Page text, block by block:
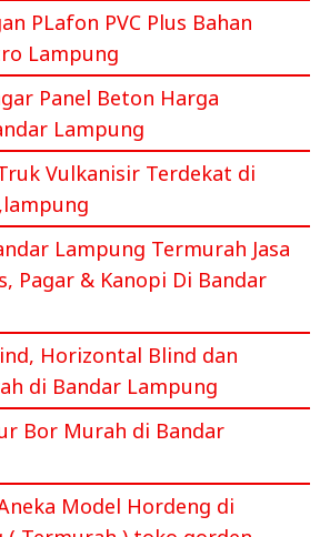
PLafon PVC Plus Bahan
Lampung
Panel Beton Harga
Lampung
Vulkanisir Terdekat di
Lampung Termurah Jasa
Pagar & Kanopi Di Bandar
Horizontal Blind dan
di Bandar Lampung
Bor Murah di Bandar
Model Hordeng di